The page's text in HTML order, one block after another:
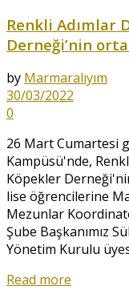
Renkli Adımlar
Derneği’nin
by Marmaralıyım
30/03/2022
0
26 Mart Cumartesi
Kampüsü'nde,
Köpekler
lise öğrencilerine
Mezunlar
Şube Başkanımız
Yönetim Kurulu
Read more